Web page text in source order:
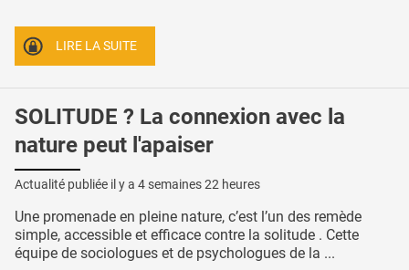
LIRE LA SUITE
SOLITUDE ? La connexion avec la
nature peut l'apaiser
Actualité publiée il y a 4 semaines 22 heures
Une promenade en pleine nature, c’est l’un des remède
simple, accessible et efficace contre la solitude . Cette
équipe de sociologues et de psychologues de la ...